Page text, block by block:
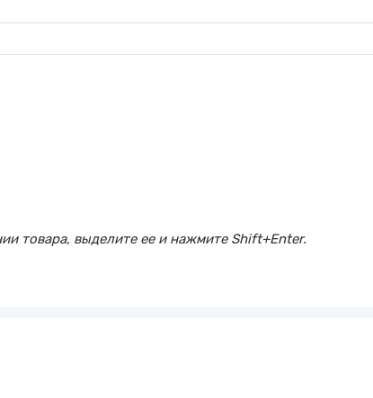
товара, выделите ее и нажмите Shift+Enter.